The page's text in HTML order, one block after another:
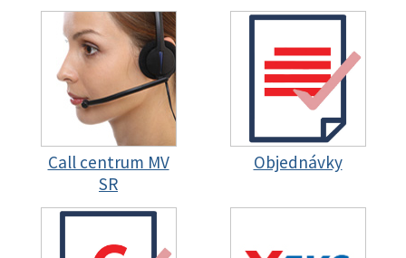
Call centrum MV
SR
Objednávky